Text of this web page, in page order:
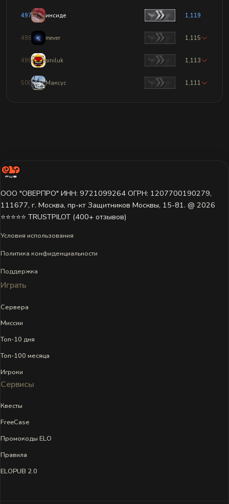
497 инсиде 1,119
498 mever 1,115
499 siniluk 1,113
500 Максус 1,111
ООО "ОВЕРПРО" ИНН: 9721099264 ОГРН: 1207700190279,
111677, г. Москва, пр-кт Защитников Москвы, 15-81. @ 2026 ㅤ
⭐⭐⭐⭐⭐ TRUSTPILOT (400+ отзывов)
Условия использования
Политика конфиденциальности
Поддержка
Играть
Сервера
Миссии
Топ-10 дня
Топ-100 месяца
Игроки
Сервисы
Квесты
FreeCase
Промокоды ELO
Правила
ELOPUB 2.0